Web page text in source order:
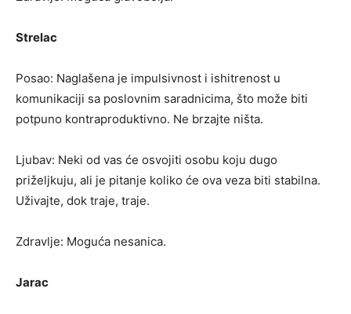
Strelac
Posao: Naglašena je impulsivnost i ishitrenost u
komunikaciji sa poslovnim saradnicima, što može biti
potpuno kontraproduktivno. Ne brzajte ništa.
Ljubav: Neki od vas će osvojiti osobu koju dugo
priželjkuju, ali je pitanje koliko će ova veza biti stabilna.
Uživajte, dok traje, traje.
Zdravlje: Moguća nesanica.
Jarac